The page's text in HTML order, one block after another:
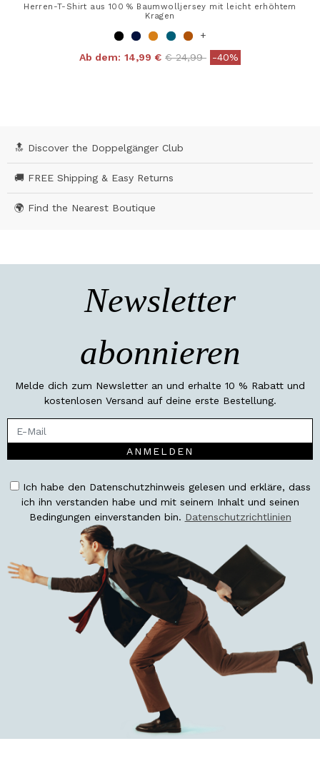
Herren-T-Shirt aus 100 % Baumwolljersey mit leicht erhöhtem
Kragen
+
Ab dem: 14,99 € Price reduced from
€ 24,99to-40%
🔝 Discover the Doppelgänger Club
🚚 FREE Shipping & Easy Returns
🌍 Find the Nearest Boutique
Newsletter
abonnieren
Melde dich zum Newsletter an und erhalte 10 % Rabatt und
kostenlosen Versand auf deine erste Bestellung.
ANMELDEN
Ich habe den Datenschutzhinweis gelesen und erkläre, dass
ich ihn verstanden habe und mit seinem Inhalt und seinen
Bedingungen einverstanden bin. Datenschutzrichtlinien